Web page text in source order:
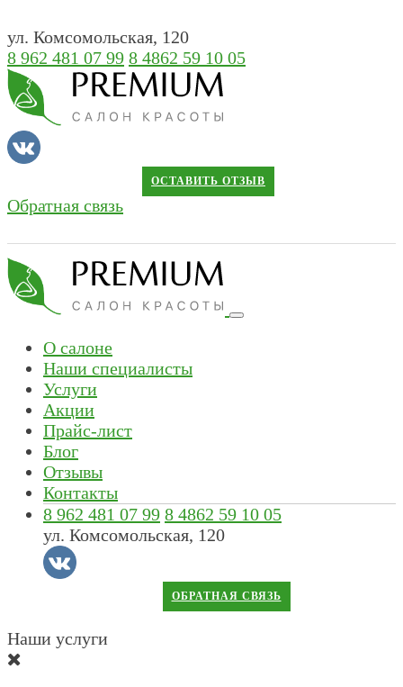
ул. Комсомольская, 120
8 962 481 07 99 8 4862 59 10 05
ОСТАВИТЬ ОТЗЫВ
Обратная связь
О салоне
Наши специалисты
Услуги
Акции
Прайс-лист
Блог
Отзывы
Контакты
8 962 481 07 99 8 4862 59 10 05
ул. Комсомольская, 120
ОБРАТНАЯ СВЯЗЬ
Наши услуги